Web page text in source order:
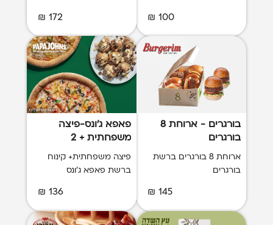
100 ₪
172 ₪
בורגרים - ארוחת 8
בורגרים
ארוחת 8 בורגרים ברשת
בורגרים
145 ₪
פאפא ג'ונס-פיצה
משפחתית + 2
פיצה משפחתית+ קינוח
ברשת פאפא ג'ונס
136 ₪